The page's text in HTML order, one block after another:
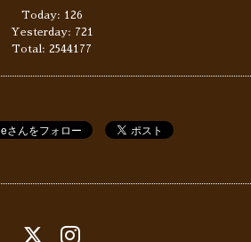
Today: 126
Yesterday: 721
Total: 2544177